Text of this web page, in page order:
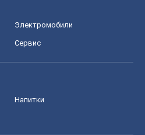
Электромобили
Сервис
Напитки